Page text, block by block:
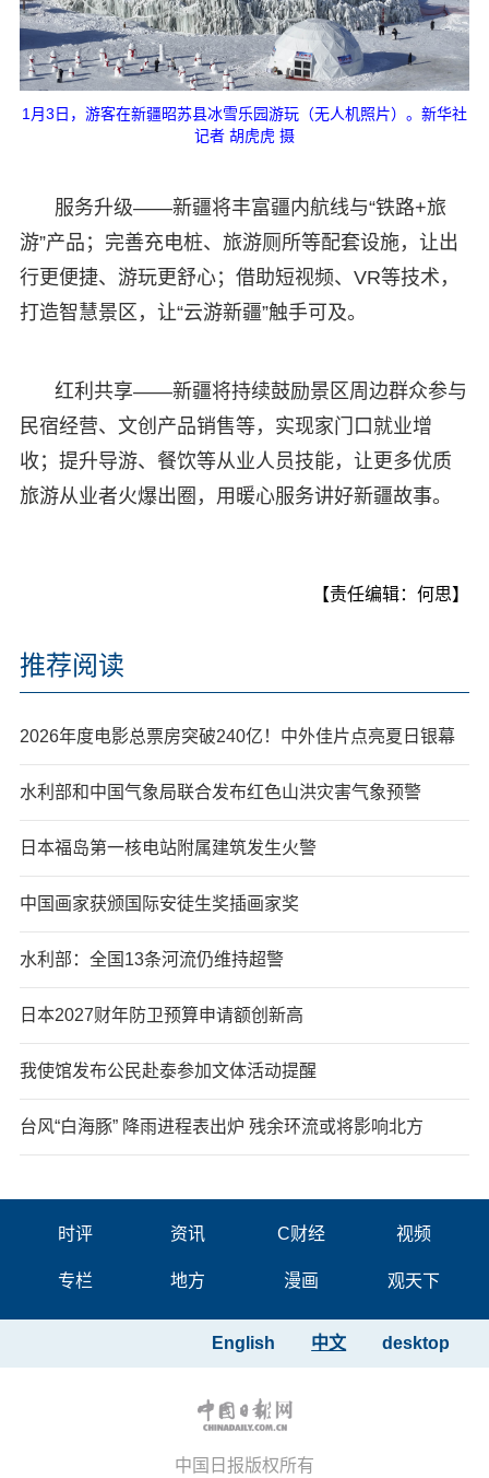
1月3日，游客在新疆昭苏县冰雪乐园游玩（无人机照片）。新华社
记者 胡虎虎 摄
服务升级——新疆将丰富疆内航线与“铁路+旅
游”产品；完善充电桩、旅游厕所等配套设施，让出
行更便捷、游玩更舒心；借助短视频、VR等技术，
打造智慧景区，让“云游新疆”触手可及。
红利共享——新疆将持续鼓励景区周边群众参与
民宿经营、文创产品销售等，实现家门口就业增
收；提升导游、餐饮等从业人员技能，让更多优质
旅游从业者火爆出圈，用暖心服务讲好新疆故事。
【责任编辑：何思】
推荐阅读
2026年度电影总票房突破240亿！中外佳片点亮夏日银幕
水利部和中国气象局联合发布红色山洪灾害气象预警
日本福岛第一核电站附属建筑发生火警
中国画家获颁国际安徒生奖插画家奖
水利部：全国13条河流仍维持超警
日本2027财年防卫预算申请额创新高
我使馆发布公民赴泰参加文体活动提醒
台风“白海豚” 降雨进程表出炉 残余环流或将影响北方
时评 资讯 C财经 视频
专栏 地方 漫画 观天下
desktop
中文
English
中国日报版权所有